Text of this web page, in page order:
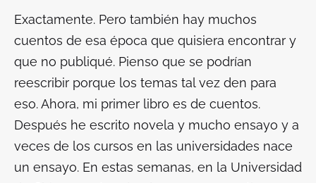
Exactamente. Pero también hay muchos
cuentos de esa época que quisiera encontrar y
que no publiqué. Pienso que se podrían
reescribir porque los temas tal vez den para
eso. Ahora, mi primer libro es de cuentos.
Después he escrito novela y mucho ensayo y a
veces de los cursos en las universidades nace
un ensayo. En estas semanas, en la Universidad